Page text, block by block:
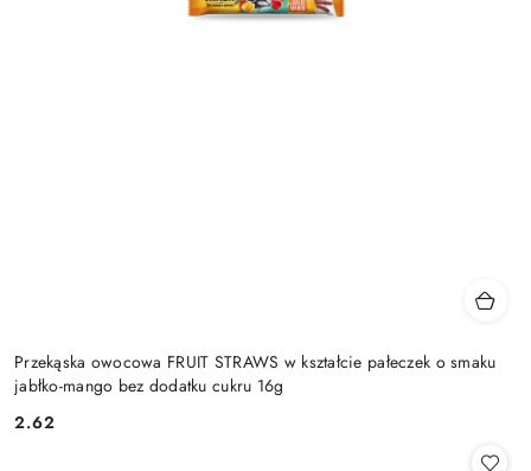
Przekąska owocowa FRUIT STRAWS w kształcie pałeczek o smaku
jabłko-mango bez dodatku cukru 16g
Cena:
2.62